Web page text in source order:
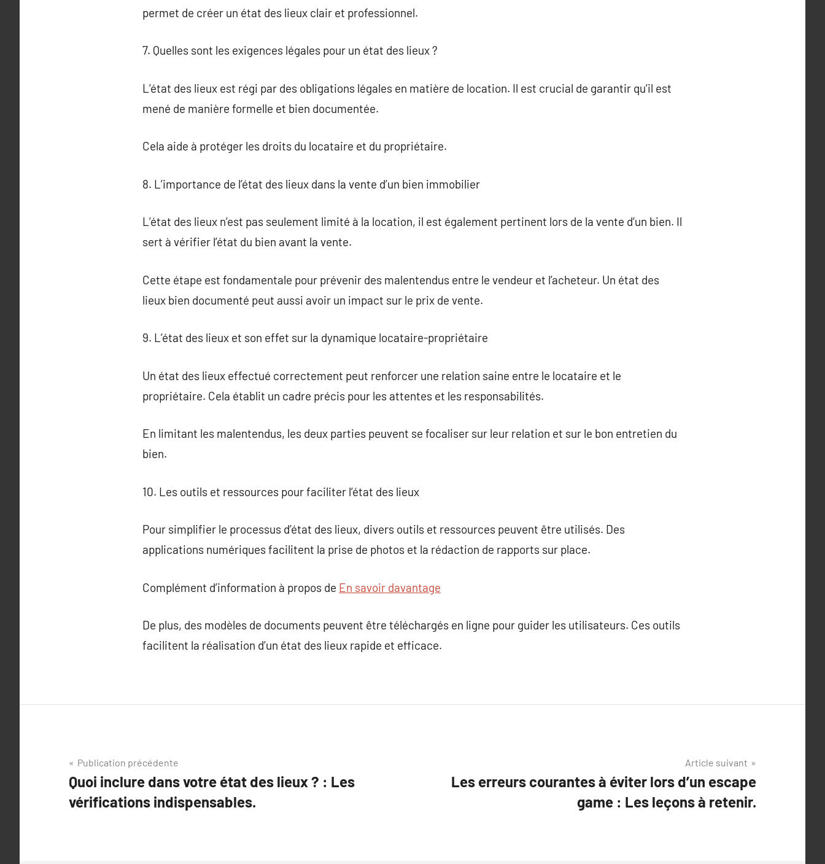
permet de créer un état des lieux clair et professionnel.
7. Quelles sont les exigences légales pour un état des lieux ?
L’état des lieux est régi par des obligations légales en matière de location. Il est crucial de garantir qu’il est
mené de manière formelle et bien documentée.
Cela aide à protéger les droits du locataire et du propriétaire.
8. L’importance de l’état des lieux dans la vente d’un bien immobilier
L’état des lieux n’est pas seulement limité à la location, il est également pertinent lors de la vente d’un bien. Il
sert à vérifier l’état du bien avant la vente.
Cette étape est fondamentale pour prévenir des malentendus entre le vendeur et l’acheteur. Un état des
lieux bien documenté peut aussi avoir un impact sur le prix de vente.
9. L’état des lieux et son effet sur la dynamique locataire-propriétaire
Un état des lieux effectué correctement peut renforcer une relation saine entre le locataire et le
propriétaire. Cela établit un cadre précis pour les attentes et les responsabilités.
En limitant les malentendus, les deux parties peuvent se focaliser sur leur relation et sur le bon entretien du
bien.
10. Les outils et ressources pour faciliter l’état des lieux
Pour simplifier le processus d’état des lieux, divers outils et ressources peuvent être utilisés. Des
applications numériques facilitent la prise de photos et la rédaction de rapports sur place.
Complément d’information à propos de En savoir davantage
De plus, des modèles de documents peuvent être téléchargés en ligne pour guider les utilisateurs. Ces outils
facilitent la réalisation d’un état des lieux rapide et efficace.
Navigation
de
l’article
Publication précédente
Quoi inclure dans votre état des lieux ? : Les
vérifications indispensables.
Article suivant
Les erreurs courantes à éviter lors d’un escape
game : Les leçons à retenir.